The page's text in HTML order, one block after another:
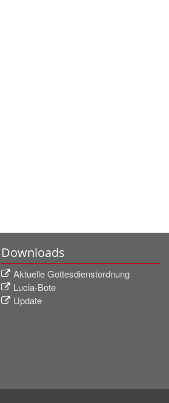
Downloads
Aktuelle Gottesdienstordnung
Lucia-Bote
Update